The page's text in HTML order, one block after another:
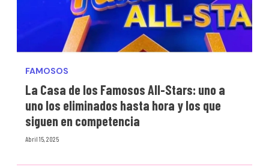
FAMOSOS
La Casa de los Famosos All-Stars: uno a
uno los eliminados hasta hora y los que
siguen en competencia
Abril 15, 2025